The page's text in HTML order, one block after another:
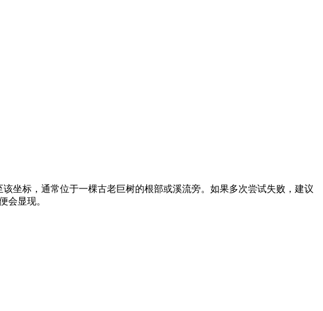
坐标，通常位于一棵古老巨树的根部或溪流旁。如果多次尝试失败，建议
会显现。